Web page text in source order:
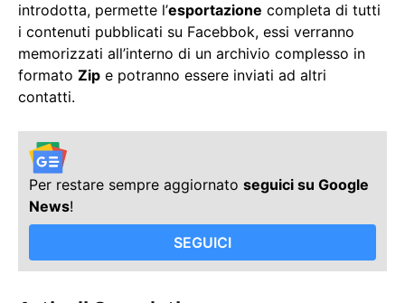
introdotta, permette l’esportazione completa di tutti
i contenuti pubblicati su Facebbok, essi verranno
memorizzati all’interno di un archivio complesso in
formato Zip e potranno essere inviati ad altri
contatti.
Per restare sempre aggiornato seguici su Google
News!
SEGUICI